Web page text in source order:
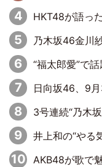
HKT48が語った“15周年本の
乃木坂46金川紗
“福太郎愛”で話題…乃木坂
日向坂46、9月30日に18thシングル
3号連続“乃木坂46祭り” ラストを
井上和の“やる気フォン
AKB48が歌で魅せた新